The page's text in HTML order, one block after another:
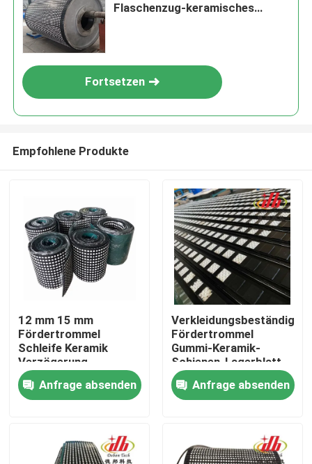
Startseite
Produkte
Flaschenzug-keramisches
Fortsetzen
Empfohlene Produkte
12 mm 15 mm
Fördertrommel
Schleife Keramik
Verzögerung
Anfrage absenden
Verkleidungsbeständige
Fördertrommel
Gummi-Keramik-
Schienen-Lagerblatt
Anfrage absenden